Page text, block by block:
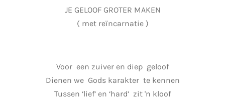
JE GELOOF GROTER MAKEN
( met reïncarnatie )
Voor een zuiver en diep geloof
Dienen we Gods karakter te kennen
Tussen ‘lief’ en ‘hard’ zit 'n kloof